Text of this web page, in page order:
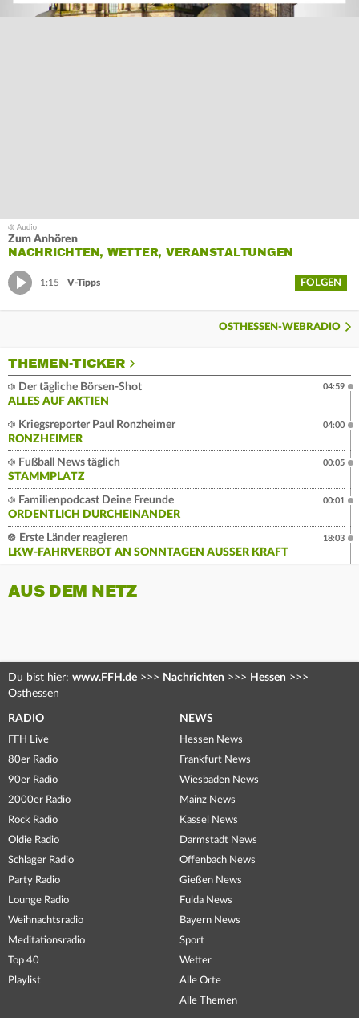
Zum Anhören
NACHRICHTEN, WETTER, VERANSTALTUNGEN
1:15 V-Tipps FOLGEN
OSTHESSEN-WEBRADIO
THEMEN-TICKER
Der tägliche Börsen-Shot
ALLES AUF AKTIEN
04:59
Kriegsreporter Paul Ronzheimer
RONZHEIMER
04:00
Fußball News täglich
STAMMPLATZ
00:05
Familienpodcast Deine Freunde
ORDENTLICH DURCHEINANDER
00:01
Erste Länder reagieren
LKW-FAHRVERBOT AN SONNTAGEN AUSSER KRAFT
18:03
AUS DEM NETZ
Du bist hier: www.FFH.de >>> Nachrichten >>> Hessen >>>
Osthessen
RADIO
FFH Live
80er Radio
90er Radio
2000er Radio
Rock Radio
Oldie Radio
Schlager Radio
Party Radio
Lounge Radio
Weihnachtsradio
Meditationsradio
Top 40
Playlist
NEWS
Hessen News
Frankfurt News
Wiesbaden News
Mainz News
Kassel News
Darmstadt News
Offenbach News
Gießen News
Fulda News
Bayern News
Sport
Wetter
Alle Orte
Alle Themen